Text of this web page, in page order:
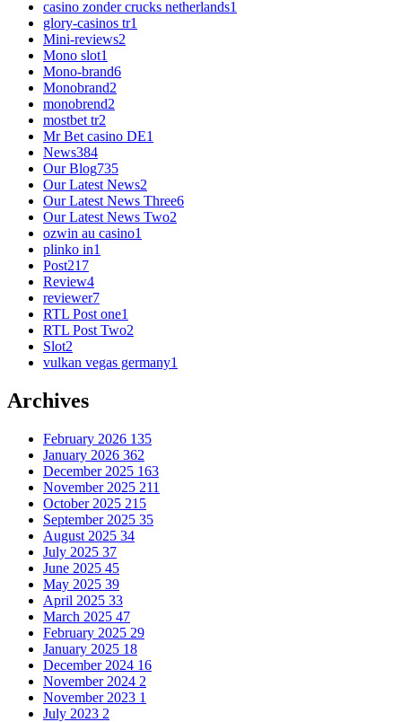
casino zonder crucks netherlands1
glory-casinos tr1
Mini-reviews2
Mono slot1
Mono-brand6
Monobrand2
monobrend2
mostbet tr2
Mr Bet casino DE1
News384
Our Blog735
Our Latest News2
Our Latest News Three6
Our Latest News Two2
ozwin au casino1
plinko in1
Post217
Review4
reviewer7
RTL Post one1
RTL Post Two2
Slot2
vulkan vegas germany1
Archives
February 2026 135
January 2026 362
December 2025 163
November 2025 211
October 2025 215
September 2025 35
August 2025 34
July 2025 37
June 2025 45
May 2025 39
April 2025 33
March 2025 47
February 2025 29
January 2025 18
December 2024 16
November 2024 2
November 2023 1
July 2023 2